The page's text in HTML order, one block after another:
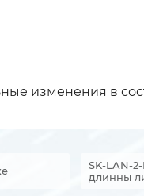
изменения в
SK-LAN-
длинны